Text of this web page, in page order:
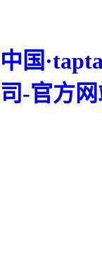
中国
司-官方